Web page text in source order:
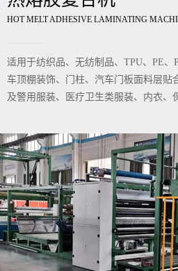
HOT MELT ADHESIVE LAMINATING
适用于纺织品、无纺制品、TPU、PE
车顶棚装饰、门柱、汽车门板面料层
及警用服装、医疗卫生类服装、内衣、